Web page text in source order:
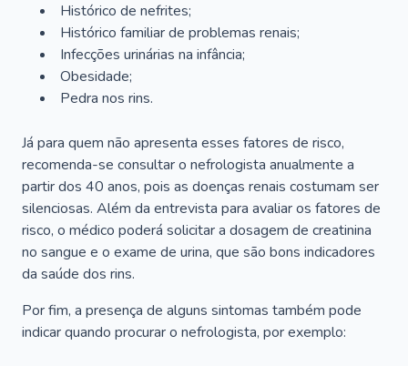
Histórico de nefrites;
Histórico familiar de problemas renais;
Infecções urinárias na infância;
Obesidade;
Pedra nos rins.
Já para quem não apresenta esses fatores de risco,
recomenda-se consultar o nefrologista anualmente a
partir dos 40 anos, pois as doenças renais costumam ser
silenciosas. Além da entrevista para avaliar os fatores de
risco, o médico poderá solicitar a dosagem de creatinina
no sangue e o exame de urina, que são bons indicadores
da saúde dos rins.
Por fim, a presença de alguns sintomas também pode
indicar quando procurar o nefrologista, por exemplo: